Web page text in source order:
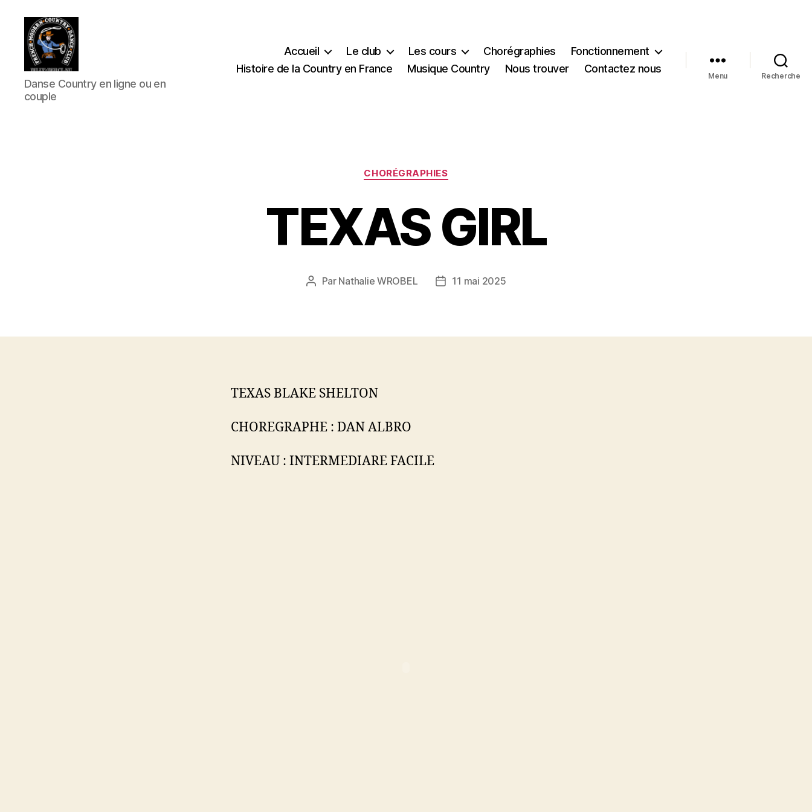
Club
Country
FMCDC
Danse Country en ligne ou en
couple
Accueil Le club Les cours Chorégraphies
Fonctionnement
Histoire de la Country en France
Musique Country Nous trouver Contactez nous
Menu Recherche
Catégories
CHORÉGRAPHIES
TEXAS GIRL
Auteur
Par Nathalie WROBEL
Date11 mai 2025
TEXAS BLAKE SHELTON
CHOREGRAPHE : DAN ALBRO
NIVEAU : INTERMEDIARE FACILE